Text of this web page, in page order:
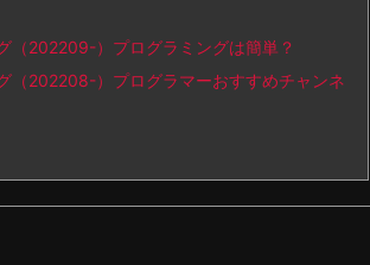
202209-）プログラミングは簡単？
202208-）プログラマーおすすめチャンネ